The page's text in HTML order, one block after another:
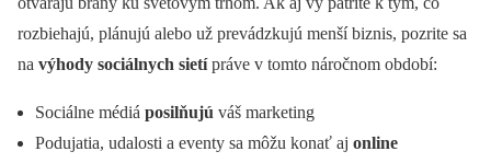
rozbiehajú, plánujú alebo už prevádzkujú menší biznis, pozrite sa
na výhody sociálnych sietípráve v tomto náročnom období:
Sociálne médiá posilňujú váš marketing
Podujatia, udalosti a eventy sa môžu konať aj online